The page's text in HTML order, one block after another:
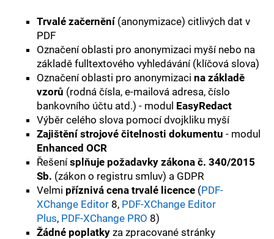
Trvalé začernění(anonymizace) citlivých dat v
PDF
Označení oblasti pro anonymizaci myší nebo na
základě fulltextového vyhledávání (klíčová slova)
Označení oblasti pro anonymizaci na základě
vzorů (rodná čísla, e-mailová adresa, číslo
bankovního účtu atd.) - modul EasyRedact
Výběr celého slova pomocí dvojkliku myší
Zajištění strojové čitelnosti dokumentu - modul
Enhanced OCR
Řešenísplňuje požadavky zákona č. 340/2015
Sb. (zákon o registru smluv) a GDPR
Velmi příznivá cena trvalé licence (PDF-
XChange Editor 8, PDF-XChange Editor
Plus, PDF-XChange PRO 8)
Žádné poplatky za zpracované stránky
HLEDAT